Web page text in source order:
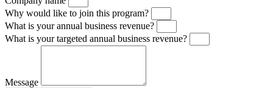
Why would like to join this program?
What is your annual business revenue?
What is your targeted annual business revenue?
Message